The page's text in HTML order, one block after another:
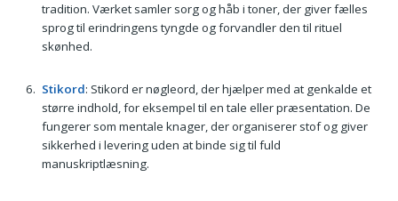
tradition. Værket samler sorg og håb i toner, der giver fælles
sprog til erindringens tyngde og forvandler den til rituel
skønhed.
Stikord: Stikord er nøgleord, der hjælper med at genkalde et
større indhold, for eksempel til en tale eller præsentation. De
fungerer som mentale knager, der organiserer stof og giver
sikkerhed i levering uden at binde sig til fuld
manuskriptlæsning.